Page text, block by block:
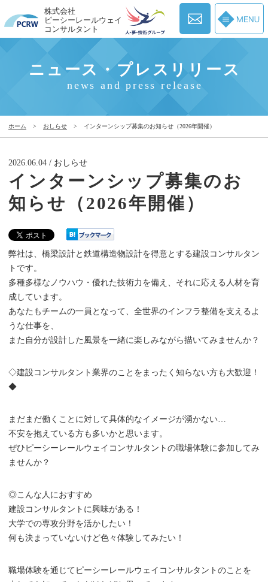
株式会社
ピーシーレールウェイ
コンサルタント
ニュース・プレスリリース
news and press release
ホーム > おしらせ > インターンシップ募集のお知らせ（2026年開催）
2026.06.04 / おしらせ
インターンシップ募集のお
知らせ（2026年開催）
弊社は、橋梁設計と鉄道構造物設計を得意とする建設コンサルタン
トです。
多種多様なノウハウ・優れた技術力を備え、それに応える人材を育
成しています。
あなたもチームの一員となって、全世界のインフラ整備を支えるよ
うな仕事を、
また自分が設計した風景を一緒に楽しみながら描いてみませんか？
◇建設コンサルタント業界のことをまったく知らない方も大歓迎！
◆
まだまだ働くことに対して具体的なイメージが湧かない…
不安を抱えている方も多いかと思います。
ぜひピーシーレールウェイコンサルタントの職場体験に参加してみ
ませんか？
◎こんな人におすすめ
建設コンサルタントに興味がある！
大学での専攻分野を活かしたい！
何も決まっていないけど色々体験してみたい！
職場体験を通じてピーシーレールウェイコンサルタントのことを